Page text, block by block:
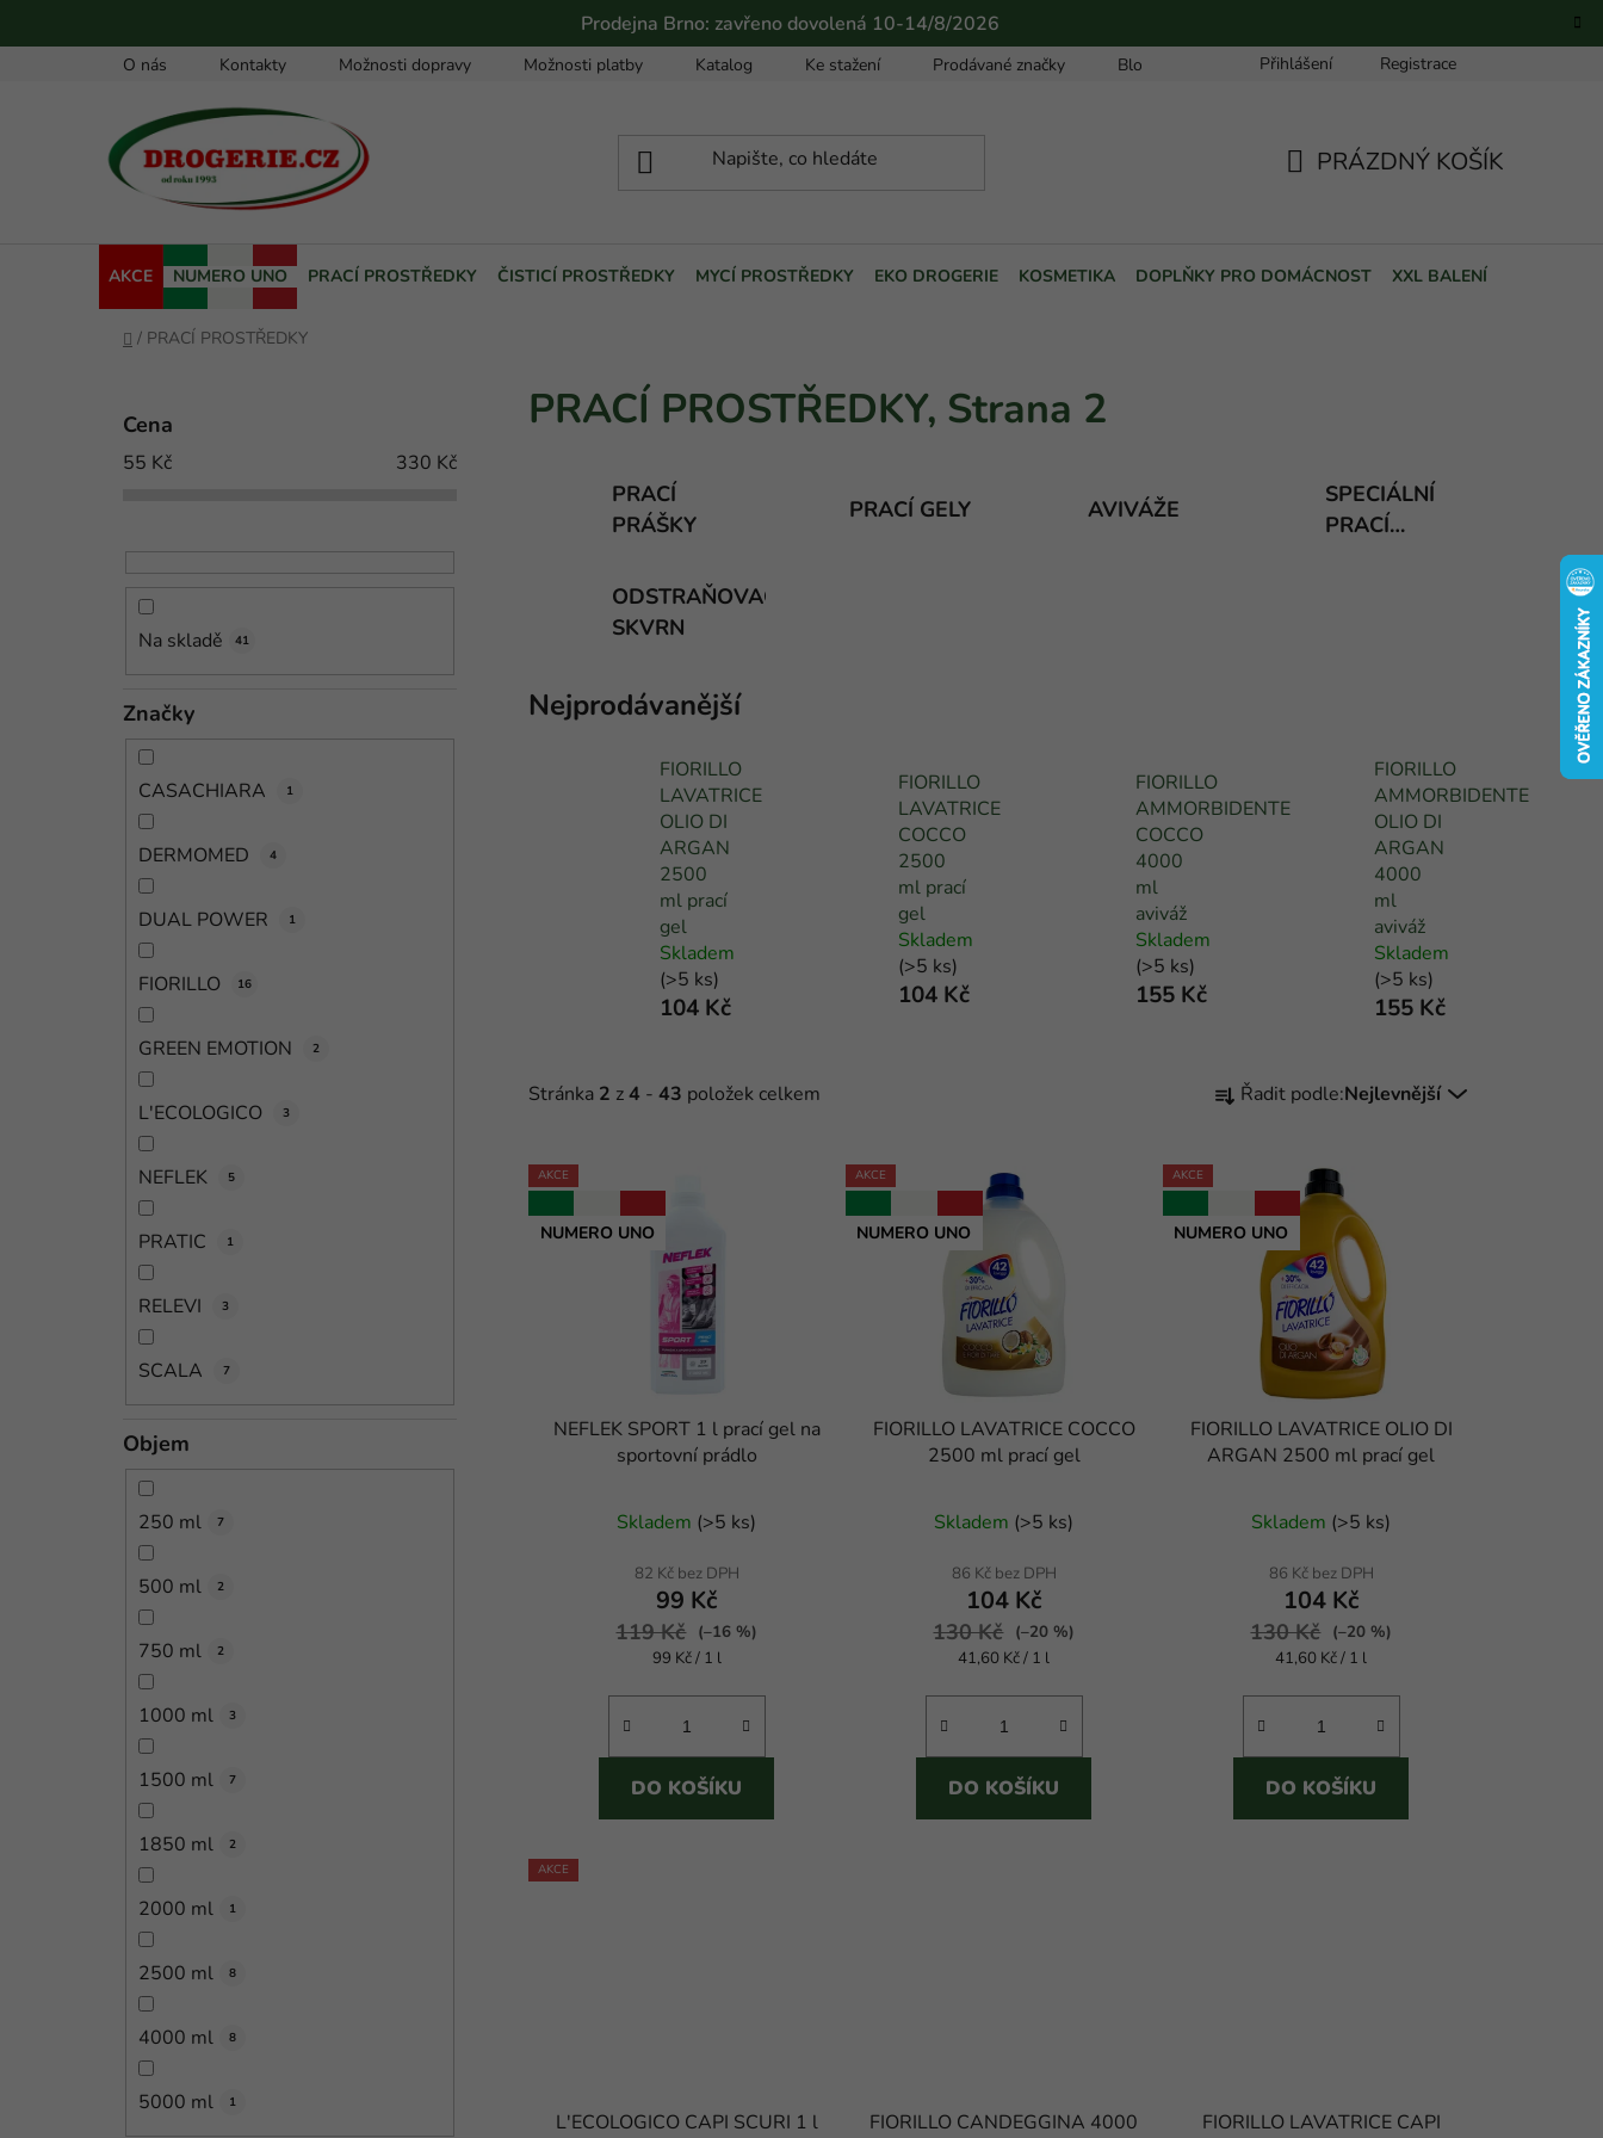
Prodejna Brno: zavřeno dovolená 10-14/8/2026
O nás Kontakty Možnosti dopravy Možnosti platby Katalog Ke stažení Prodávané značky Blog Přihlášení Registrace
PRÁZDNÝ KOŠÍK
AKCE NUMERO UNO PRACÍ PROSTŘEDKY ČISTICÍ PROSTŘEDKY MYCÍ PROSTŘEDKY EKO DROGERIE KOSMETIKA DOPLŇKY PRO DOMÁCNOST XXL BALENÍ
Domů
/ PRACÍ PROSTŘEDKY
Cena
55 Kč 330 Kč
Na skladě 41
Značky
CASACHIARA 1
DERMOMED 4
DUAL POWER 1
FIORILLO 16
GREEN EMOTION 2
L'ECOLOGICO 3
NEFLEK 5
PRATIC 1
RELEVI 3
SCALA 7
Objem
250 ml 7
500 ml 2
750 ml 2
1000 ml 3
1500 ml 7
1850 ml 2
2000 ml 1
2500 ml 8
4000 ml 8
5000 ml 1
PRACÍ PROSTŘEDKY, Strana 2
PRACÍ
PRÁŠKY
PRACÍ GELY AVIVÁŽE
SPECIÁLNÍ
PRACÍ
ODSTRAŇOVAČE
SKVRN
Nejprodávanější
FIORILLO
LAVATRICE
OLIO DI
ARGAN
2500
ml prací
gel
Skladem
(>5 ks)
104 Kč
FIORILLO
LAVATRICE
COCCO
2500
ml prací
gel
Skladem
(>5 ks)
104 Kč
FIORILLO
AMMORBIDENTE
COCCO
4000
ml
aviváž
Skladem
(>5 ks)
155 Kč
FIORILLO
AMMORBIDENTE
OLIO DI
ARGAN
4000
ml
aviváž
Skladem
(>5 ks)
155 Kč
Stránka 2 z4 - 43 položek celkem
a
í
k
t
Řadit podle:Nejlevnější
V
ý
p
AKCE
NUMERO UNO
NEFLEK SPORT 1 l prací gel na
sportovní prádlo
hodnocení
produktu
je
3,0
z
5
hvězdiček.
Skladem (>5 ks)
82 Kč bez DPH
99 Kč
119 Kč (–16 %)
Měrná
99 Kč / 1 l
DO KOŠÍKU
AKCE
NUMERO UNO
FIORILLO LAVATRICE COCCO
2500 ml prací gel
Skladem (>5 ks)
86 Kč bez DPH
104 Kč
130 Kč (–20 %)
Měrná
41,60 Kč / 1 l
DO KOŠÍKU
AKCE
NUMERO UNO
FIORILLO LAVATRICE OLIO DI
ARGAN 2500 ml prací gel
hodnocení
produktu
je
4,6
z
5
hvězdiček.
Skladem (>5 ks)
86 Kč bez DPH
104 Kč
130 Kč (–20 %)
Měrná
41,60 Kč / 1 l
DO KOŠÍKU
AKCE
L'ECOLOGICO CAPI SCURI 1 l
FIORILLO CANDEGGINA 4000
FIORILLO LAVATRICE CAPI